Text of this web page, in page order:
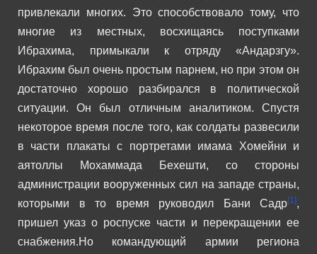
привлекали многих. Это способствовало тому, что
многие из местных, восхищаясь поступками
Ибрахима, примыкали к отряду «Андарзгу».
Ибрахим был очень простым парнем, но при этом он
достаточно хорошо разбирался в политической
ситуации. Он был отличным аналитиком. Спустя
некоторое время после того, как солдаты развесили
в части плакаты с портретами имама Хомейни и
аятоллы Мохаммада Бехешти, со стороны
администрации вооруженных сил на западе страны,
которыми в то время руководил Бани Садр[1],
пришел указ о роспуске части и перекращении ее
снабжения.Но командующий армии региона